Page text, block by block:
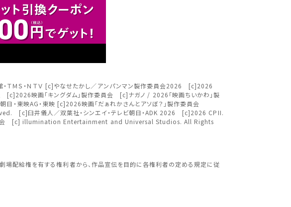
リンクよりご確認ください。
Ｓ・ＮＴＶ [c]やなせたかし／アンパンマン製作委員会2026 [c]2026
映画「キングダム」製作委員会 [c]ナガノ / 2026「映画ちいかわ」製
日・東映AG・東映 [c]2026映画「だぁれかさんとアソぼ？」製作委員会
臼井儀人／双葉社・シンエイ・テレビ朝日・ADK 2026 [c]2026 CPII.
員会 [c] illumination Entertainment and Universal Studios. All Rights
場配給権を有する権利者から、作品宣伝を目的に各権利者の定める規定に従
報は解除されます。
情報は解除されます。
登録が必要です。
こちら